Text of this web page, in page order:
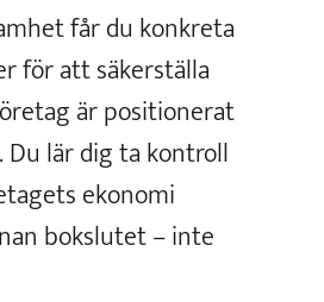
får du konkreta
för att säkerställa
är positionerat
lär dig ta kontroll
ekonomi
bokslutet – inte